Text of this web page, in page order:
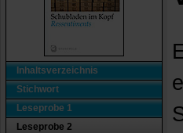
Inhaltsverzeichnis
Stichwort
Leseprobe 1
Leseprobe 2